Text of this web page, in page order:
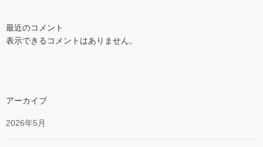
最近のコメント
表示できるコメントはありません。
アーカイブ
2026年5月